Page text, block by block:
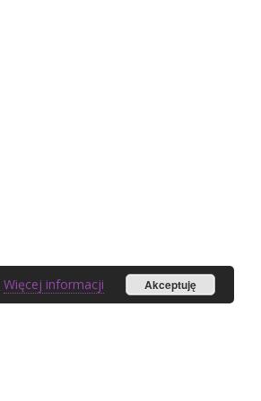
Więcej informacji Akceptuję